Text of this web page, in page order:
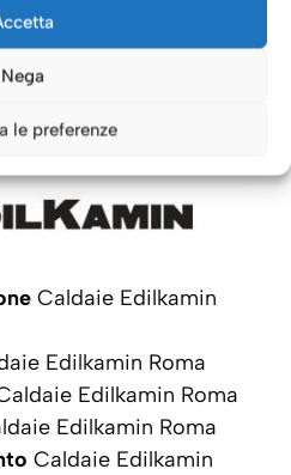
Nega
le preferenze
i nostri servizi
Edilkamin
Caldaie Edilkamin
Edilkamin Roma
Edilkamin Roma
Edilkamin Roma
Caldaie Edilkamin